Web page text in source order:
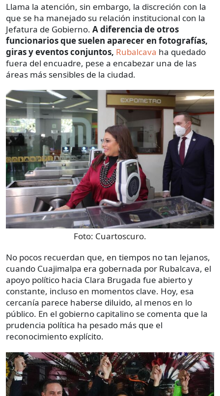
Llama la atención, sin embargo, la discreción con la
que se ha manejado su relación institucional con la
Jefatura de Gobierno. A diferencia de otros
funcionarios que suelen aparecer en fotografías,
giras y eventos conjuntos, Rubalcava ha quedado
fuera del encuadre, pese a encabezar una de las
áreas más sensibles de la ciudad.
Foto: Cuartoscuro.
No pocos recuerdan que, en tiempos no tan lejanos,
cuando Cuajimalpa era gobernada por Rubalcava, el
apoyo político hacia Clara Brugada fue abierto y
constante, incluso en momentos clave. Hoy, esa
cercanía parece haberse diluido, al menos en lo
público. En el gobierno capitalino se comenta que la
prudencia política ha pesado más que el
reconocimiento explícito.